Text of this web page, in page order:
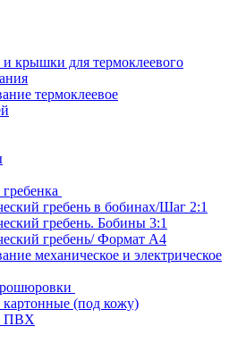
крышки для термоклеевого
термоклеевое
гребень в бобинах/Шаг 2:1
гребень. Бобины 3:1
гребень/ Формат А4
механическое и электрическое
(под кожу)
ПВХ